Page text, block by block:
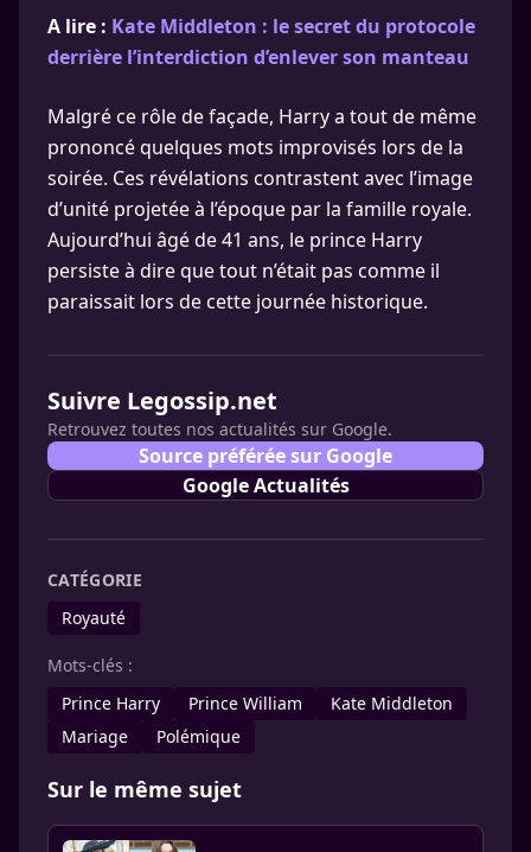
A lire : Kate Middleton : le secret du protocole
derrière l’interdiction d’enlever son manteau
Malgré ce rôle de façade, Harry a tout de même
prononcé quelques mots improvisés lors de la
soirée. Ces révélations contrastent avec l’image
d’unité projetée à l’époque par la famille royale.
Aujourd’hui âgé de 41 ans, le prince Harry
persiste à dire que tout n’était pas comme il
paraissait lors de cette journée historique.
Suivre Legossip.net
Retrouvez toutes nos actualités sur Google.
Source préférée sur Google
Google Actualités
CATÉGORIE
Royauté
Mots-clés :
Prince Harry
Prince William
Kate Middleton
Mariage
Polémique
Sur le même sujet